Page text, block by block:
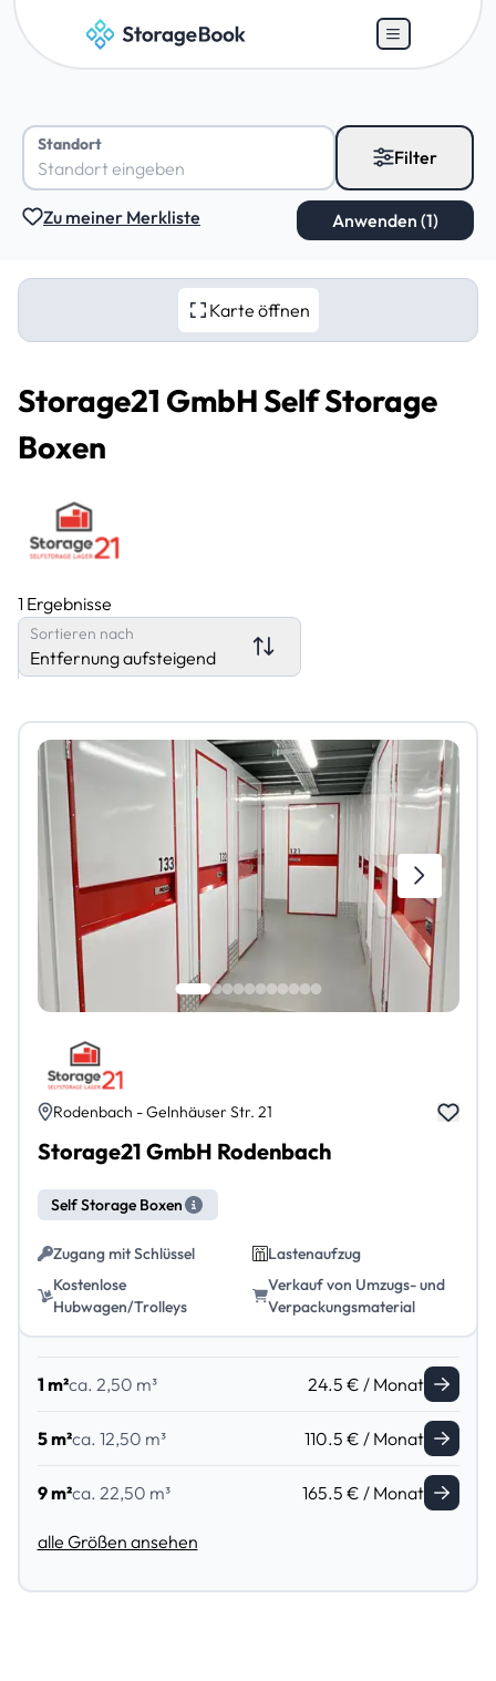
Standort
Filter
Zu meiner Merkliste
Karte öffnen
Storage21 GmbH Self Storage
Boxen
1 Ergebnisse
Sortieren nach
Entfernung aufsteigend
Rodenbach - Gelnhäuser Str. 21
Storage21 GmbH Rodenbach
Self Storage Boxen
Zugang mit Schlüssel
Lastenaufzug
Kostenlose
Hubwagen/Trolleys
Verkauf von Umzugs- und
Verpackungsmaterial
1 m²ca. 2,50 m³ 24.5 € / Monat
5 m²ca. 12,50 m³ 110.5 € / Monat
9 m²ca. 22,50 m³ 165.5 € / Monat
alle Größen ansehen